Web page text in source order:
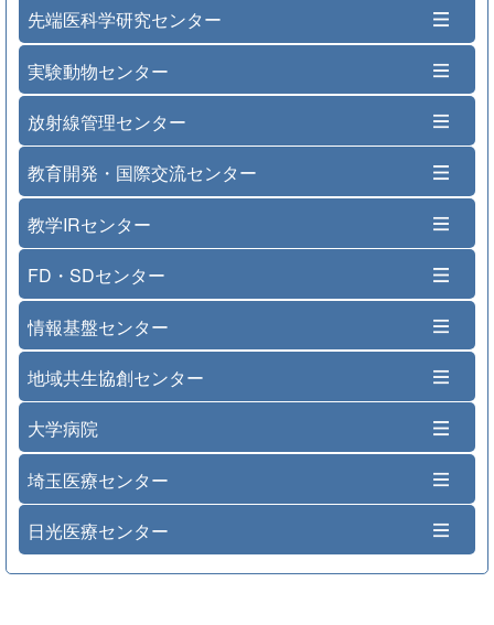
先端医科学研究センター
実験動物センター
放射線管理センター
教育開発・国際交流センター
教学IRセンター
FD・SDセンター
情報基盤センター
地域共生協創センター
大学病院
埼玉医療センター
日光医療センター